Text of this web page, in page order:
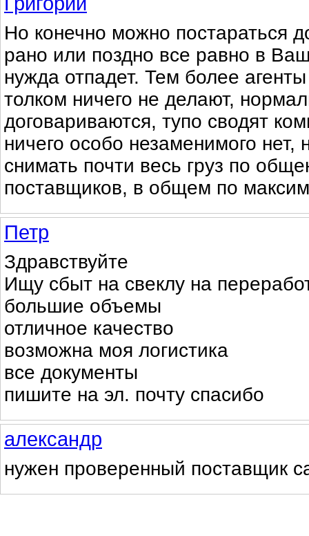
Но конечно можно постараться
рано или поздно все равно в
нужда отпадет. Тем более
толком ничего не делают,
договариваются, тупо сводят
ничего особо незаменимого нет,
снимать почти весь груз по
поставщиков, в общем по
Петр
Здравствуйте
Ищу сбыт на свеклу на
большие объемы
отличное качество
возможна моя логистика
все документы
пишите на эл. почту спасибо
александр
нужен проверенный поставщик